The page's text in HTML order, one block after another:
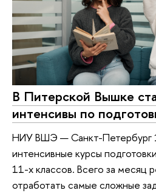
В Питерской Вышке
интенсивы по
НИУ ВШЭ — Санкт-Петербург
интенсивные курсы
11-х классов. Всего за месяц
отработать самые сложные